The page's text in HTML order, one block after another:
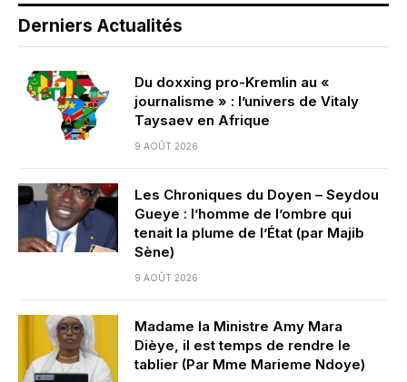
Derniers Actualités
Du doxxing pro-Kremlin au «
journalisme » : l’univers de Vitaly
Taysaev en Afrique
9 AOÛT 2026
Les Chroniques du Doyen – Seydou
Gueye : l’homme de l’ombre qui
tenait la plume de l’État (par Majib
Sène)
9 AOÛT 2026
Madame la Ministre Amy Mara
Dièye, il est temps de rendre le
tablier (Par Mme Marieme Ndoye)